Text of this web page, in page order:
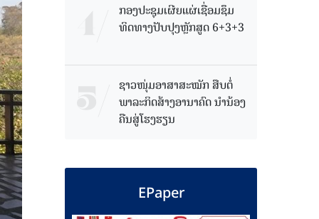
ກອງປະຊຸມເຜີຍແຜ່ເຊື່ອມຊຶມ
ທິດທາງປັບປຸງຫຼັກສູດ 6+3+3
ຊາວໜຸ່ມອາສາສະໝັກ ສືບຕໍ່
ພາລະກິດສ້າງອານາຄົດ ນໍານ້ອງ
ຄືນສູ່ໂຮງຮຽນ
EPaper